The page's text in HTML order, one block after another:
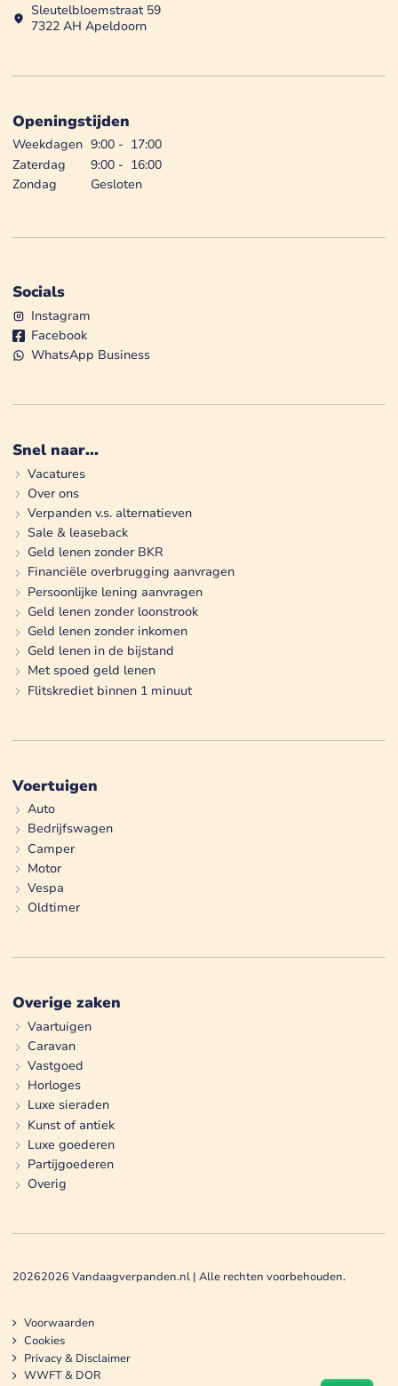
Sleutelbloemstraat 59
7322 AH Apeldoorn
Openingstijden
Weekdagen 9:00 - 17:00
Zaterdag
9:00 - 16:00
Zondag
Gesloten
Socials
Instagram
Facebook
WhatsApp Business
Snel naar...
Vacatures
Over ons
Verpanden v.s. alternatieven
Sale & leaseback
Geld lenen zonder BKR
Financiële overbrugging aanvragen
Persoonlijke lening aanvragen
Geld lenen zonder loonstrook
Geld lenen zonder inkomen
Geld lenen in de bijstand
Met spoed geld lenen
Flitskrediet binnen 1 minuut
Voertuigen
Auto
Bedrijfswagen
Camper
Motor
Vespa
Oldtimer
Overige zaken
Vaartuigen
Caravan
Vastgoed
Horloges
Luxe sieraden
Kunst of antiek
Luxe goederen
Partijgoederen
Overig
20262026 Vandaagverpanden.nl | Alle rechten voorbehouden.
Voorwaarden
Cookies
Privacy & Disclaimer
WWFT & DOR